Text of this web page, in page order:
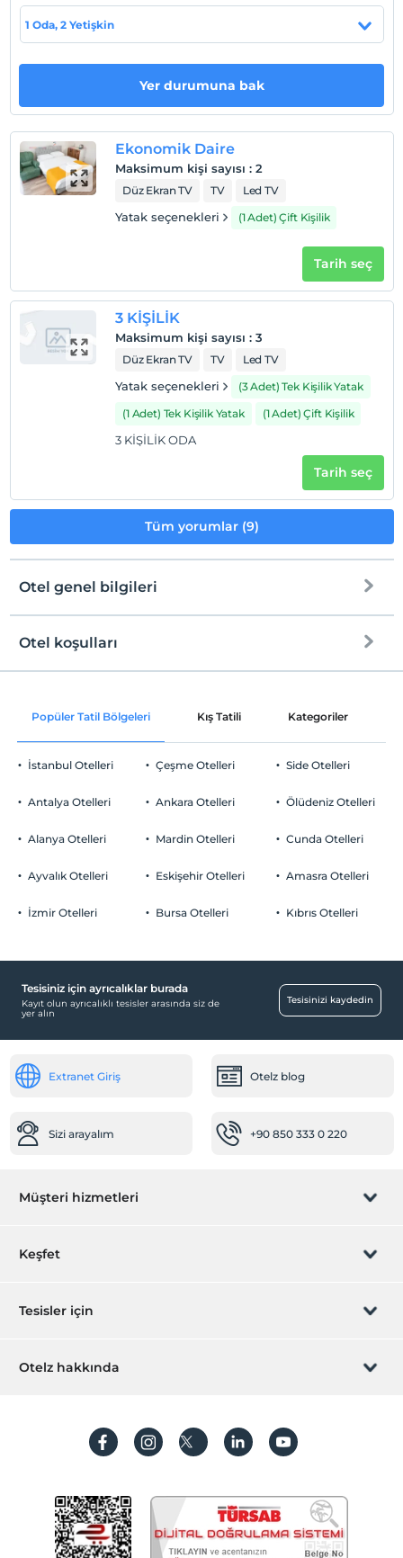
En erken saat 12:00 ve sonrası
Check/out
En geç saat 11:00 ve öncesi
Evcil Hayvan
2 yaşına kadar olan bebekler ücretsizdir.
Her bir oda için 3 yaşına kadar 1 çocuk ücretsizdir
1 Oda, 2 Yetişkin
Yer durumuna bak
Ekonomik Daire
Maksimum kişi sayısı : 2
Düz Ekran TV TV Led TV
Yatak seçenekleri (1 Adet) Çift Kişilik
Tarih seç
3 KİŞİLİK
Maksimum kişi sayısı : 3
Düz Ekran TV TV Led TV
Yatak seçenekleri
(3 Adet) Tek Kişilik Yatak
(1 Adet) Tek Kişilik Yatak
(1 Adet) Çift Kişilik
3 KİŞİLİK ODA
Tarih seç
Tüm yorumlar (9)
Otel genel bilgileri
Ortak alanlar ve tüm odalar
Otopark
Ücretsiz Halka Açık Otopark
Ortak Alanlar
Ana kapı giriş düz ayaktır
Günlük temizlik hizmeti
Otel koşulları
Check/in
Check/out
En geç saat 11:00 ve öncesi
Evcil Hayvan
2 yaşına kadar olan bebekler ücretsizdir.
Popüler Tatil Bölgeleri Kış Tatili Kategoriler
İstanbul Otelleri
Antalya Otelleri
Alanya Otelleri
Ayvalık Otelleri
İzmir Otelleri
Çeşme Otelleri
Ankara Otelleri
Mardin Otelleri
Eskişehir Otelleri
Bursa Otelleri
Side Otelleri
Ölüdeniz Otelleri
Cunda Otelleri
Amasra Otelleri
Kıbrıs Otelleri
Tesisiniz için ayrıcalıklar burada
Kayıt olun ayrıcalıklı tesisler arasında siz de
yer alın
Tesisinizi kaydedin
Extranet Giriş Otelz blog
Sizi arayalım +90 850 333 0 220
Müşteri hizmetleri
Rezervasyon yönet
Sıkça sorulan sorular
İşlem rehberi
Keşfet
Hediye Kart
Hesap oluştur
Tesisler için
Hemen tesisinizi ekleyin
Otelz hakkında
Koşullar ve şartlar